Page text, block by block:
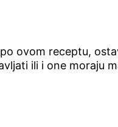
ovom receptu,
ili i one moraju